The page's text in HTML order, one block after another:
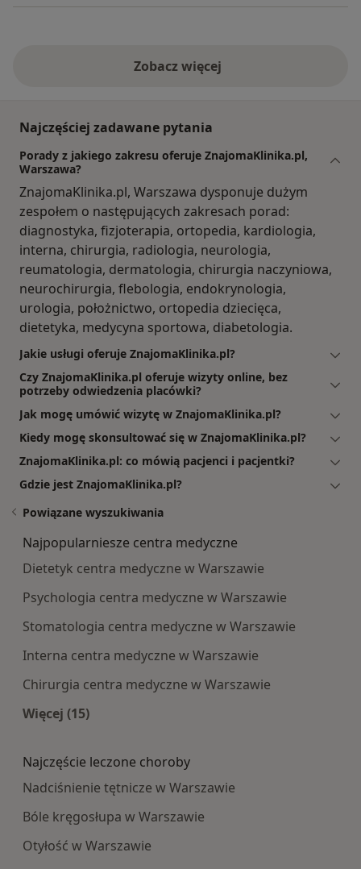
Zobacz więcej
Najczęściej zadawane pytania
Porady z jakiego zakresu oferuje ZnajomaKlinika.pl,
Warszawa?
ZnajomaKlinika.pl, Warszawa dysponuje dużym
zespołem o następujących zakresach porad:
diagnostyka, fizjoterapia, ortopedia, kardiologia,
interna, chirurgia, radiologia, neurologia,
reumatologia, dermatologia, chirurgia naczyniowa,
neurochirurgia, flebologia, endokrynologia,
urologia, położnictwo, ortopedia dziecięca,
dietetyka, medycyna sportowa, diabetologia.
Jakie usługi oferuje ZnajomaKlinika.pl?
Czy ZnajomaKlinika.pl oferuje wizyty online, bez
potrzeby odwiedzenia placówki?
Jak mogę umówić wizytę w ZnajomaKlinika.pl?
Kiedy mogę skonsultować się w ZnajomaKlinika.pl?
ZnajomaKlinika.pl: co mówią pacjenci i pacjentki?
Gdzie jest ZnajomaKlinika.pl?
Powiązane wyszukiwania
Najpopularniesze centra medyczne
Dietetyk centra medyczne w Warszawie
Psychologia centra medyczne w Warszawie
Stomatologia centra medyczne w Warszawie
Interna centra medyczne w Warszawie
Chirurgia centra medyczne w Warszawie
Więcej (15)
Najczęście leczone choroby
Nadciśnienie tętnicze w Warszawie
Bóle kręgosłupa w Warszawie
Otyłość w Warszawie